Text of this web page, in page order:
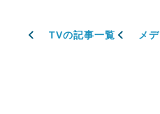
TVの記事一覧 メ